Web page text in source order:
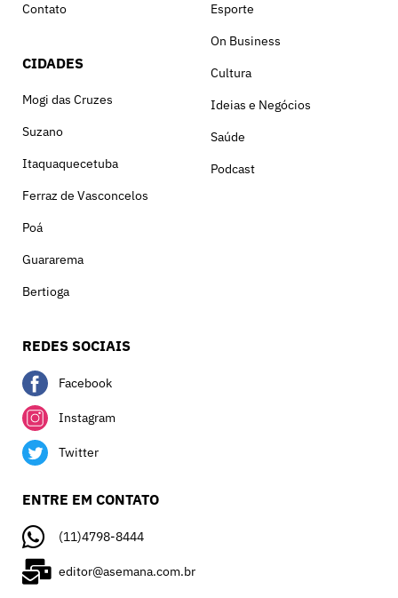
Contato
CIDADES
Mogi das Cruzes
Suzano
Itaquaquecetuba
Ferraz de Vasconcelos
Poá
Guararema
Bertioga
Esporte
On Business
Cultura
Ideias e Negócios
Saúde
Podcast
REDES SOCIAIS
Facebook
Instagram
Twitter
ENTRE EM CONTATO
(11)4798-8444
editor@asemana.com.br